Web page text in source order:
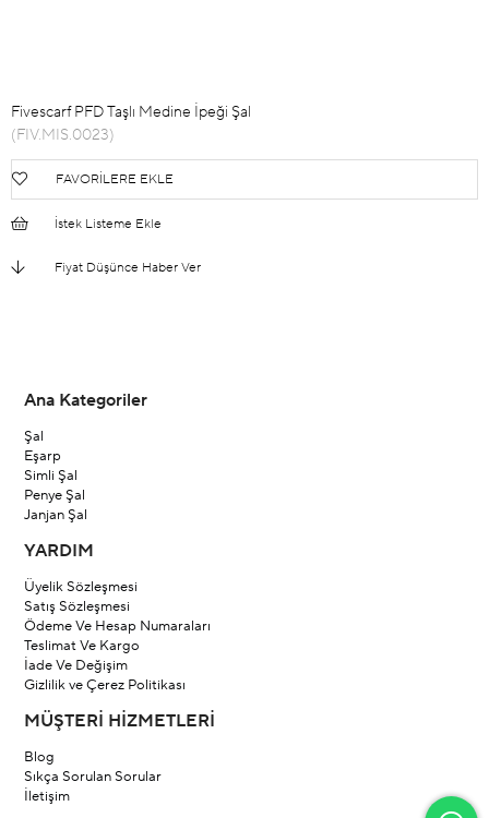
Fivescarf PFD Taşlı Medine İpeği Şal
(FIV.MIS.0023)
FAVORILERE EKLE
İstek Listeme Ekle
Fiyat Düşünce Haber Ver
Ana Kategoriler
Şal
Eşarp
Simli Şal
Penye Şal
Janjan Şal
YARDIM
Üyelik Sözleşmesi
Satış Sözleşmesi
Ödeme Ve Hesap Numaraları
Teslimat Ve Kargo
İade Ve Değişim
Gizlilik ve Çerez Politikası
MÜŞTERİ HİZMETLERİ
Blog
Sıkça Sorulan Sorular
İletişim